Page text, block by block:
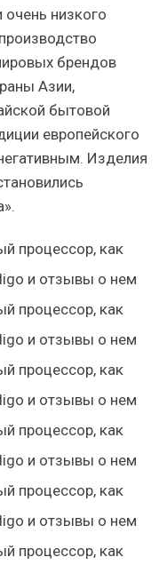
низкого
брендов
Азии,
бытовой
европейского
Изделия